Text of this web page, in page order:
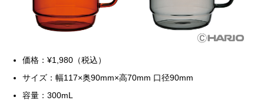
価格：¥1,980（税込）
サイズ：幅117×奥90mm×高70mm 口径90mm
容量：300mL